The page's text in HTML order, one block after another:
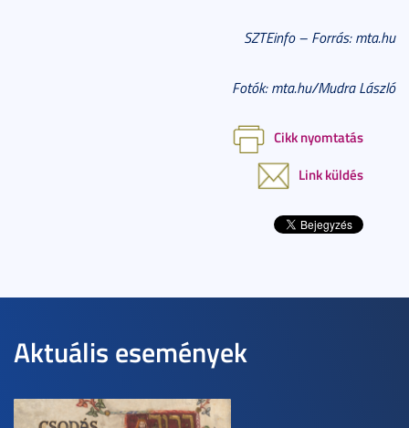
SZTEinfo – Forrás: mta.hu
Fotók: mta.hu/Mudra László
Cikk nyomtatás
Link küldés
Aktuális események